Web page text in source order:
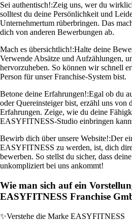
Sei authentisch!:Zeig uns, wer du
solltest du deine Persönlichkeit und
Unternehmertum rüberbringen. Das
dich von anderen Bewerbungen ab.
Mach es übersichtlich!:Halte deine
Verwende Absätze und Aufzählungen,
hervorzuheben. So können wir schnell
Person für unser Franchise-System bist.
Betone deine Erfahrungen!:Egal ob du
oder Quereinsteiger bist, erzähl uns von
Erfahrungen. Zeige, wie du deine
EASYFITNESS-Studio einbringen
Bewirb dich über unsere Website!:Der
EASYFITNESS zu werden, ist, dich
bewerben. So stellst du sicher, dass
unkompliziert bei uns ankommt!
Wie man sich auf ein
EASYFITNESS Franchise
✨Verstehe die Marke EASYFITNESS